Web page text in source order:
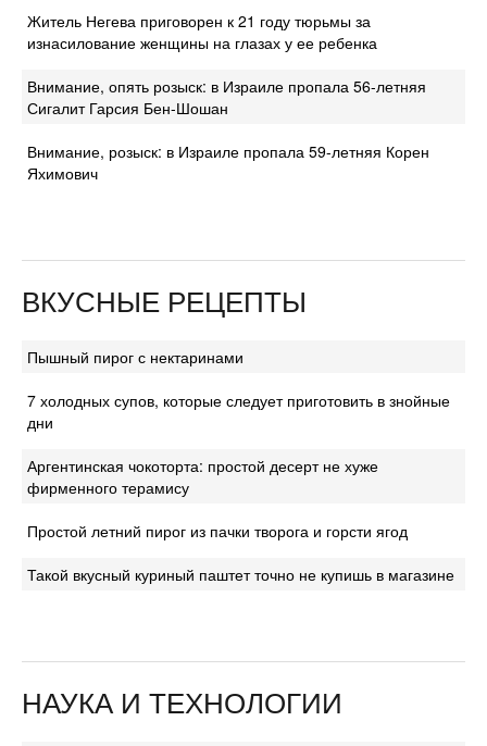
Житель Негева приговорен к 21 году тюрьмы за
изнасилование женщины на глазах у ее ребенка
Внимание, опять розыск: в Израиле пропала 56-летняя
Сигалит Гарсия Бен-Шошан
Внимание, розыск: в Израиле пропала 59-летняя Корен
Яхимович
ВКУСНЫЕ РЕЦЕПТЫ
Пышный пирог с нектаринами
7 холодных супов, которые следует приготовить в знойные
дни
Аргентинская чокоторта: простой десерт не хуже
фирменного терамису
Простой летний пирог из пачки творога и горсти ягод
Такой вкусный куриный паштет точно не купишь в магазине
НАУКА И ТЕХНОЛОГИИ